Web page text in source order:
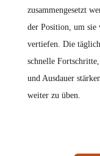
zusammengesetzt
der Position, um sie
vertiefen. Die
schnelle
und Ausdauer
weiter zu üben.